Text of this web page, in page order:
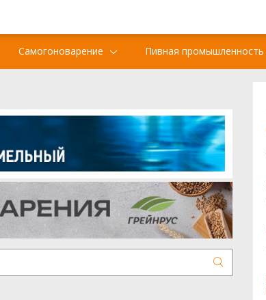
Самогоноварение Пивная промышленность